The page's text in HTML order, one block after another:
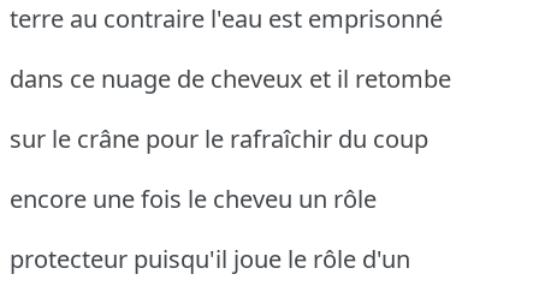
terre au contraire l'eau est emprisonné
dans ce nuage de cheveux et il retombe
sur le crâne pour le rafraîchir du coup
encore une fois le cheveu un rôle
protecteur puisqu'il joue le rôle d'un